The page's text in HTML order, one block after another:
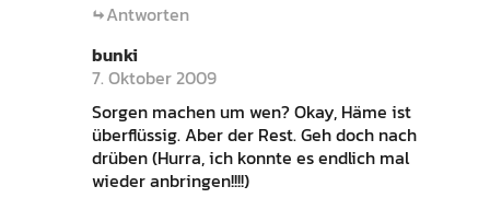
Antworten
bunki
7. Oktober 2009
Sorgen machen um wen? Okay, Häme ist
überflüssig. Aber der Rest. Geh doch nach
drüben (Hurra, ich konnte es endlich mal
wieder anbringen!!!!)